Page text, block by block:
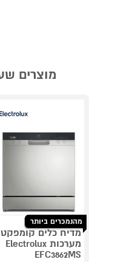
מוצרים
מהנמכרים ביותר
מערכות Electrolux
EFC3862MS